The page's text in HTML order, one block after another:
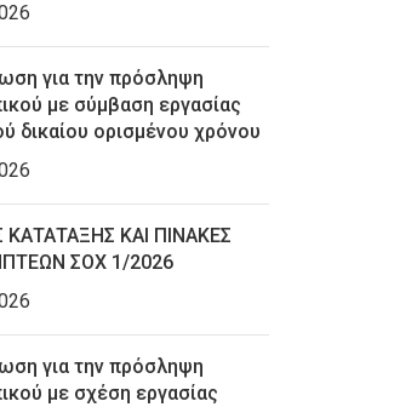
για την πρόσληψη
με σύμβαση εργασίας
δικαίου ορισμένου χρόνου
ΚΑΤΑΤΑΞΗΣ ΚΑΙ ΠΙΝΑΚΕΣ
ΣΟΧ 1/2026
για την πρόσληψη
με σχέση εργασίας